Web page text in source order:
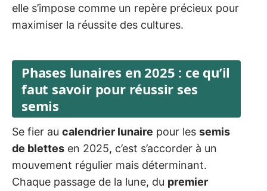
elle s’impose comme un repère précieux pour
maximiser la réussite des cultures.
Phases lunaires en 2025 : ce qu’il
faut savoir pour réussir ses
semis
Se fier au calendrier lunaire pour les semis
de blettes en 2025, c’est s’accorder à un
mouvement régulier mais déterminant.
Chaque passage de la lune, du premier